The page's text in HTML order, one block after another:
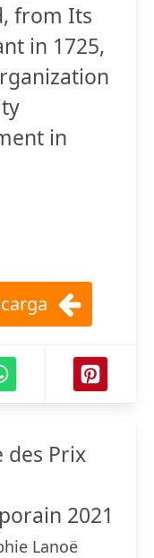
from Its
in 1725,
in
des Prix
2021
Lanoë